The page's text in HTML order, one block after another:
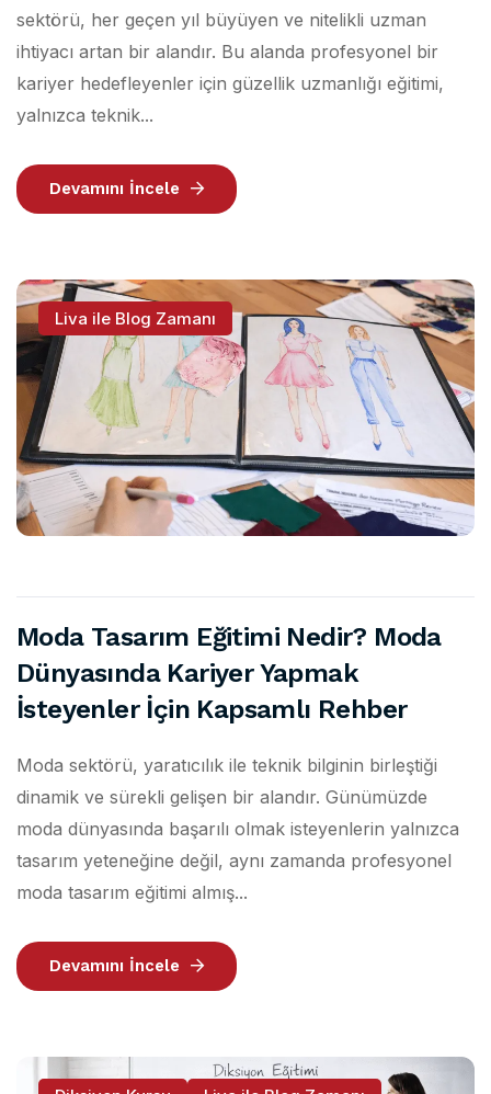
sektörü, her geçen yıl büyüyen ve nitelikli uzman
ihtiyacı artan bir alandır. Bu alanda profesyonel bir
kariyer hedefleyenler için güzellik uzmanlığı eğitimi,
yalnızca teknik...
Devamını İncele
Liva ile Blog Zamanı
Moda Tasarım Eğitimi Nedir? Moda
Dünyasında Kariyer Yapmak
İsteyenler İçin Kapsamlı Rehber
Moda sektörü, yaratıcılık ile teknik bilginin birleştiği
dinamik ve sürekli gelişen bir alandır. Günümüzde
moda dünyasında başarılı olmak isteyenlerin yalnızca
tasarım yeteneğine değil, aynı zamanda profesyonel
moda tasarım eğitimi almış...
Devamını İncele